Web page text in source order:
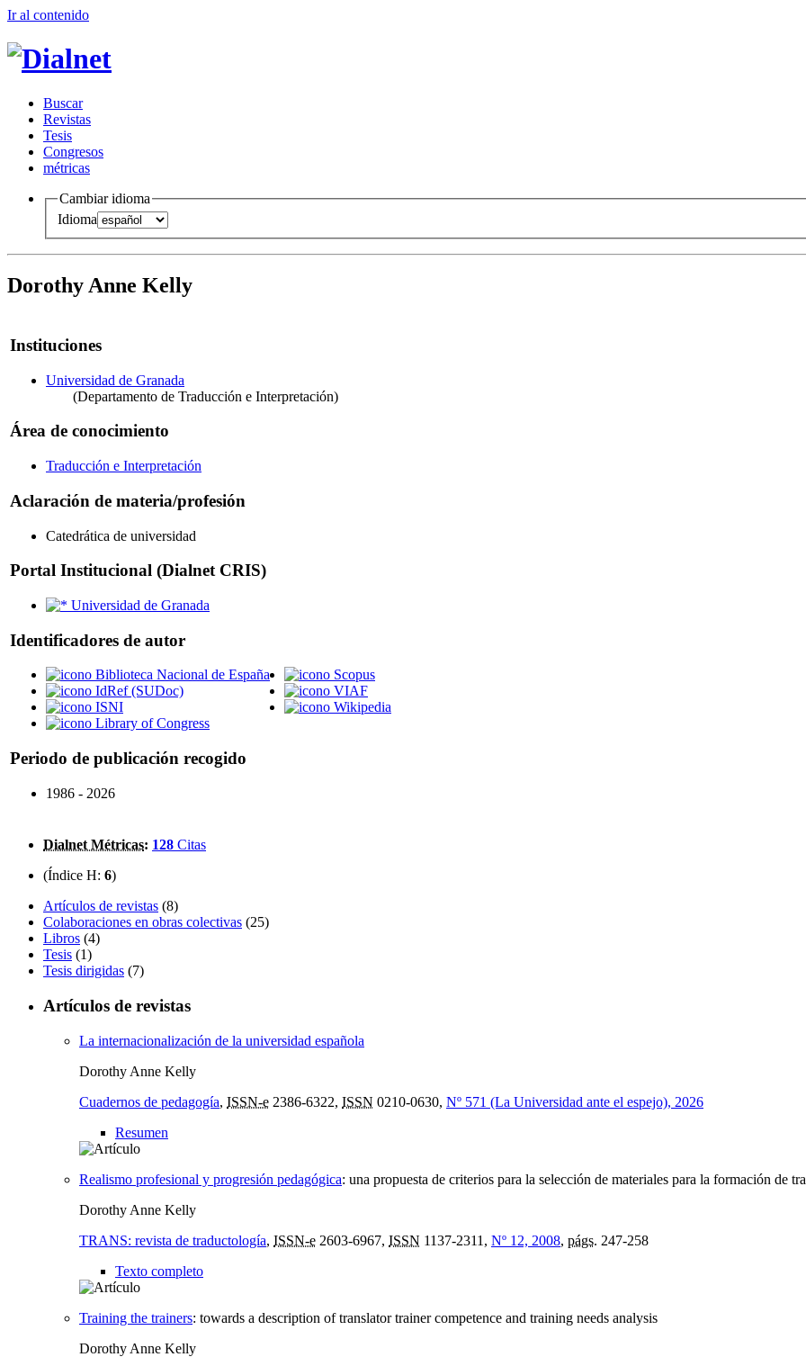
Ir al contenido
Buscar
Revistas
Tesis
Congresos
métricas
Cambiar idioma
Idioma
Dorothy Anne Kelly
Instituciones
Universidad de Granada
(Departamento de Traducción e Interpretación)
Área de conocimiento
Traducción e Interpretación
Aclaración de materia/profesión
Catedrática de universidad
Portal Institucional (Dialnet CRIS)
Universidad de Granada
Identificadores de autor
Biblioteca Nacional de España
IdRef (SUDoc)
ISNI
Library of Congress
Scopus
VIAF
Wikipedia
Periodo de publicación recogido
1986 - 2026
Dialnet Métricas: 128 Citas
(Índice H: 6)
Artículos de revistas (8)
Colaboraciones en obras colectivas (25)
Libros (4)
Tesis (1)
Tesis dirigidas (7)
Artículos de revistas
La internacionalización de la universidad española
Dorothy Anne Kelly
Cuadernos de pedagogía, ISSN-e 2386-6322, ISSN 0210-0630, Nº 571 (La Universidad ante el espejo), 2026
Resumen
Realismo profesional y progresión pedagógica: una propuesta de criterios para la selección de materiales para la formación de
Dorothy Anne Kelly
TRANS: revista de traductología, ISSN-e 2603-6967, ISSN 1137-2311, Nº 12, 2008, págs. 247-258
Texto completo
Training the trainers: towards a description of translator trainer competence and training needs analysis
Dorothy Anne Kelly